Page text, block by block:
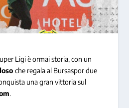
Ligi è ormai storia, con un
che regala al Bursaspor due
una gran vittoria sul
.